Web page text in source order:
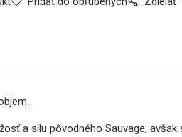
a silu pôvodného Sauvage,